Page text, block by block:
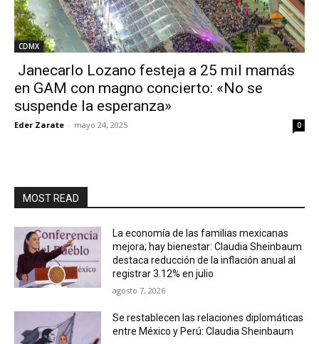
CDMX
Janecarlo Lozano festeja a 25 mil mamás
en GAM con magno concierto: «No se
suspende la esperanza»
Eder Zarate - mayo 24, 2025 0
MOST READ
La economía de las familias mexicanas
mejora; hay bienestar: Claudia Sheinbaum
destaca reducción de la inflación anual al
registrar 3.12% en julio
agosto 7, 2026
Se restablecen las relaciones diplomáticas
entre México y Perú: Claudia Sheinbaum